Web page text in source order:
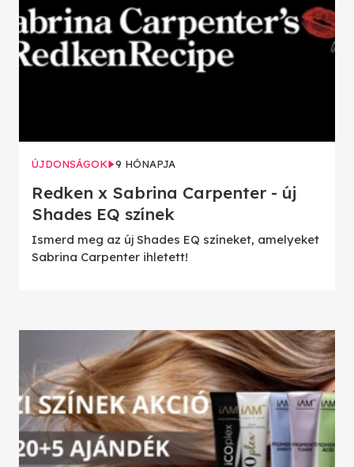
ÚJDONSÁGOK 9 HÓNAPJA
Redken x Sabrina Carpenter - új
Shades EQ színek
Ismerd meg az új Shades EQ színeket, amelyeket
Sabrina Carpenter ihletett!